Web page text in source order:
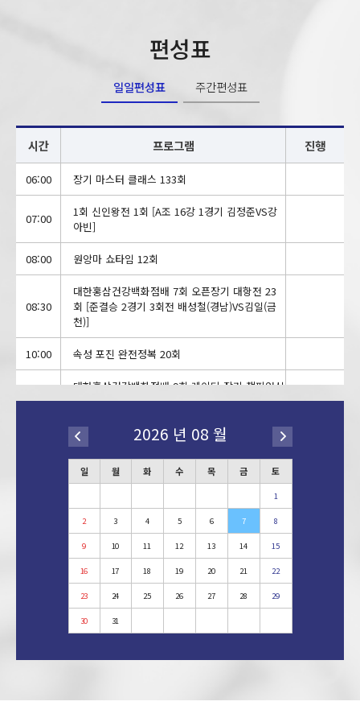
편성표
일일편성표 주간편성표
시간 프로그램 진행
06:00 장기 마스터 클래스 133회
07:00
1회 신인왕전 1회 [A조 16강 1경기 김정준VS강
아빈]
08:00 원앙마 쇼타임 12회
08:30
대한홍삼건강백화점배 7회 오픈장기 대항전 23
회 [준결승 2경기 3회전 배성철(경남)VS김일(금
천)]
10:00 속성 포진 완전정복 20회
대한홍삼건강백화점배 9회 레이디 장기 챔피언십
15회 [결승 1회전 송은미VS김영숙]
묘수투데이 스페셜 1회
다우한우배 10회 K-장기 챔피언십 11회 [B조 32
강 3경기 장성주VS성우제]
박영완의 LEVEL-UP 실전포진 응수타진 40회 (끝)
국민클럽배 6회 오픈장기 최강전 37회 [결승 3회
전 박영완VS김동학] (끝)
대한홍삼건강백화점배 8회 아마국수전 9회 [8강
1경기 김봉겸VS김상건]
2026 년 08 월
일 월 화 수 목 금 토
1
2 3 4 5 6 7 8
9 10 11 12 13 14 15
16 17 18 19 20 21 22
23 24 25 26 27 28 29
30 31